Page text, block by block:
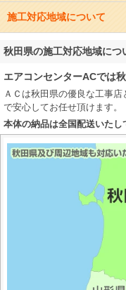
施工対応地域について
秋田県の施工対応地域につ
エアコンセンターACでは
ＡＣは秋田県の優良な工事
で安心してお任せ頂けます。
本体の納品は全国配送いたし